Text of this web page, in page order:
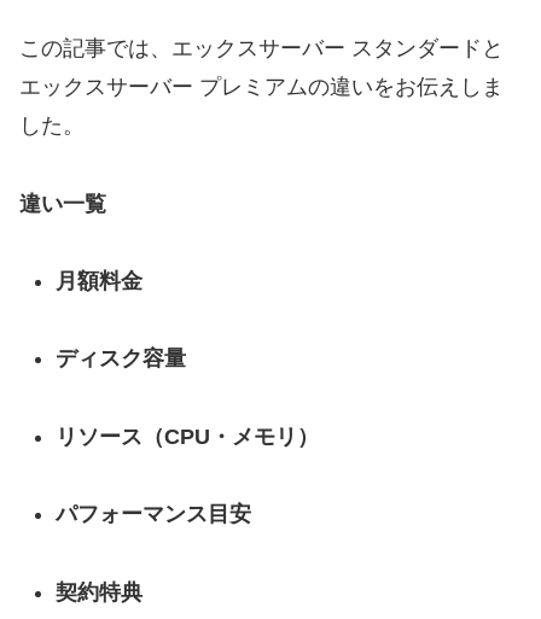
この記事では、エックスサーバー スタンダードと
エックスサーバー プレミアムの違いをお伝えしま
した。
違い一覧
月額料金
ディスク容量
リソース（CPU・メモリ）
パフォーマンス目安
契約特典